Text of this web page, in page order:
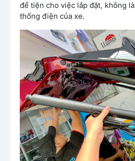
để tiện cho việc lắp đặt, không
thống điện của xe.